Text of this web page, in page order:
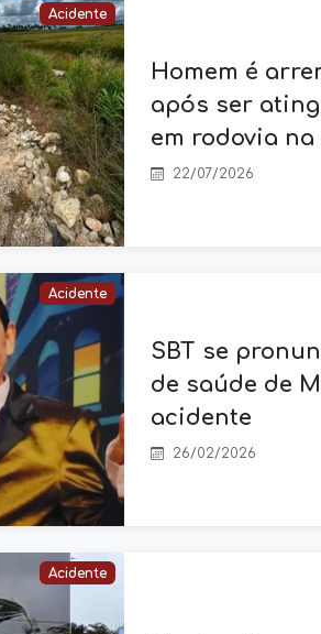
Acidente
Homem é
após ser
em rodovia
22/07/2026
Acidente
SBT se
de saúde de
acidente
26/02/2026
Acidente